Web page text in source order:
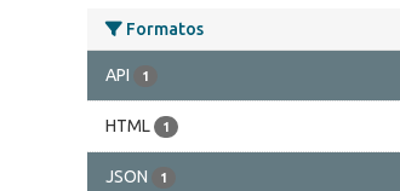
Formatos
API 1
HTML 1
JSON 1